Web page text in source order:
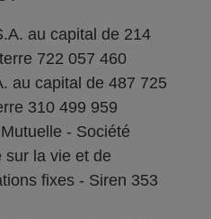
au capital de 214
722 057 460
au capital de 487 725
310 499 959
- Société
sur la vie et de
fixes - Siren 353